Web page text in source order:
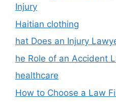
Injury
Haitian clothing
hat Does an Injury
he Role of an Accident
healthcare
How to Choose a Law